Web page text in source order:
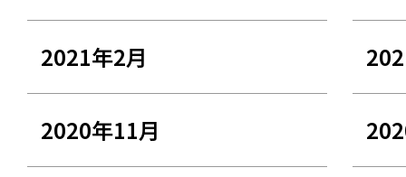
2021年2月
2020年11月